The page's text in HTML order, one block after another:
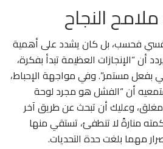
النجاح
فحسب، بل كان يشدد على أهمية
أن “الإنجازات العظيمة تبدأ بفكرة،
بفعل مستمر”. وفي مواجهة الإحباط،
أن “الفشل هو مجرد لوحة
وعليك أن تبحث عن طريق آخر
منارةً لا تنطفئ، تستقي منها
مهما بلغت حدة التحديات.